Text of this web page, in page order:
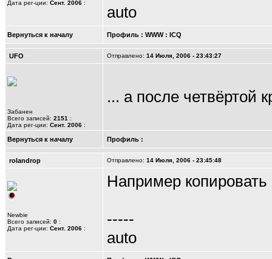
Дата рег-ции: Сент. 2006 :
auto
Вернуться к началу Профиль : WWW: ICQ
UFO Отправлено: 14 Июля, 2006 - 23:43:27
Забанен
Всего записей: 2151 :
Дата рег-ции: Сент. 2006 :
... а после четвёртой
Вернуться к началу Профиль :
rolandrop Отправлено: 14 Июля, 2006 - 23:45:48
Newbie
Всего записей: 0 :
Дата рег-ции: Сент. 2006 :
Например
-----
auto